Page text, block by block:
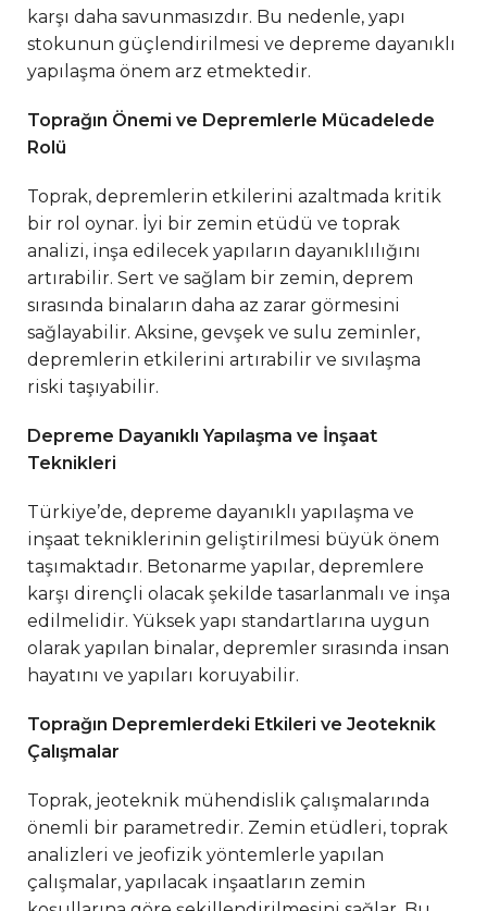
karşı daha savunmasızdır. Bu nedenle, yapı
stokunun güçlendirilmesi ve depreme dayanıklı
yapılaşma önem arz etmektedir.
Toprağın Önemi ve Depremlerle Mücadelede
Rolü
Toprak, depremlerin etkilerini azaltmada kritik
bir rol oynar. İyi bir zemin etüdü ve toprak
analizi, inşa edilecek yapıların dayanıklılığını
artırabilir. Sert ve sağlam bir zemin, deprem
sırasında binaların daha az zarar görmesini
sağlayabilir. Aksine, gevşek ve sulu zeminler,
depremlerin etkilerini artırabilir ve sıvılaşma
riski taşıyabilir.
Depreme Dayanıklı Yapılaşma ve İnşaat
Teknikleri
Türkiye’de, depreme dayanıklı yapılaşma ve
inşaat tekniklerinin geliştirilmesi büyük önem
taşımaktadır. Betonarme yapılar, depremlere
karşı dirençli olacak şekilde tasarlanmalı ve inşa
edilmelidir. Yüksek yapı standartlarına uygun
olarak yapılan binalar, depremler sırasında insan
hayatını ve yapıları koruyabilir.
Toprağın Depremlerdeki Etkileri ve Jeoteknik
Çalışmalar
Toprak, jeoteknik mühendislik çalışmalarında
önemli bir parametredir. Zemin etüdleri, toprak
analizleri ve jeofizik yöntemlerle yapılan
çalışmalar, yapılacak inşaatların zemin